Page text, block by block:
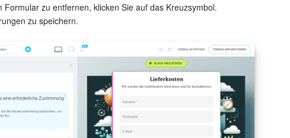
zu entfernen, klicken Sie auf das Kreuzsymbol.
zu speichern.